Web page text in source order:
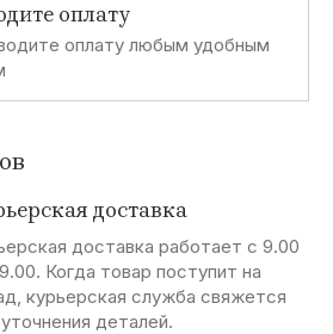
оплату
оплату любым удобным
доставка
доставка работает с 9.00
Когда товар поступит на
курьерская служба свяжется
деталей.